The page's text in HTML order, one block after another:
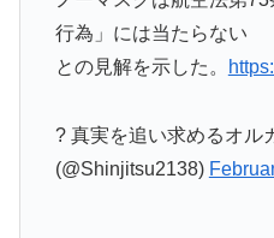
行為」には当たらない
との見解を示した。
? 真実を追い求めるオル
(@Shinjitsu2138)